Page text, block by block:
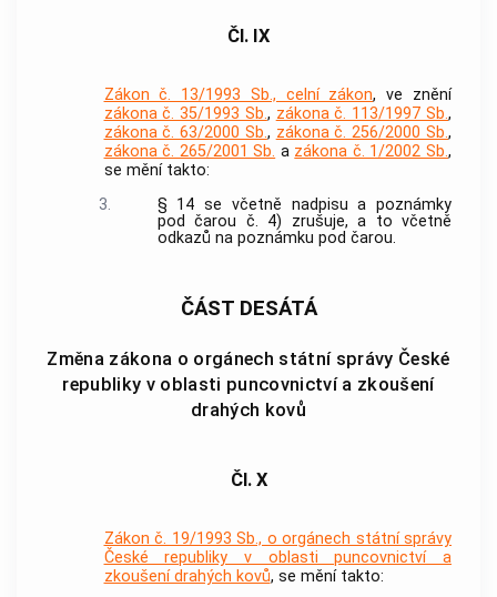
Čl. IX
Zákon č. 13/1993 Sb., celní zákon, ve znění
zákona č. 35/1993 Sb., zákona č. 113/1997 Sb.,
zákona č. 63/2000 Sb., zákona č. 256/2000 Sb.,
zákona č. 265/2001 Sb. a zákona č. 1/2002 Sb.,
se mění takto:
3.
§ 14 se včetně nadpisu a poznámky
pod čarou č. 4) zrušuje, a to včetně
odkazů na poznámku pod čarou.
ČÁST DESÁTÁ
Změna zákona o orgánech státní správy České
republiky v oblasti puncovnictví a zkoušení
drahých kovů
Čl. X
Zákon č. 19/1993 Sb., o orgánech státní správy
České republiky v oblasti puncovnictví a
zkoušení drahých kovů, se mění takto: